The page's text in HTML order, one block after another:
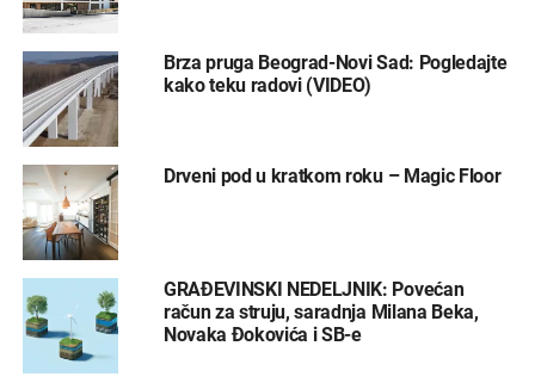
Brza pruga Beograd-Novi Sad: Pogledajte
kako teku radovi (VIDEO)
Drveni pod u kratkom roku – Magic Floor
GRAĐEVINSKI NEDELJNIK: Povećan
račun za struju, saradnja Milana Beka,
Novaka Đokovića i SB-e